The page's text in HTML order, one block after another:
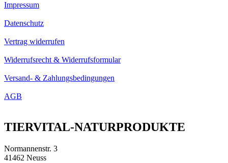
Impressum
Datenschutz
Vertrag widerrufen
Widerrufsrecht & Widerrufsformular
Versand- & Zahlungsbedingungen
AGB
TIERVITAL-NATURPRODUKTE
Normannenstr. 3
41462 Neuss